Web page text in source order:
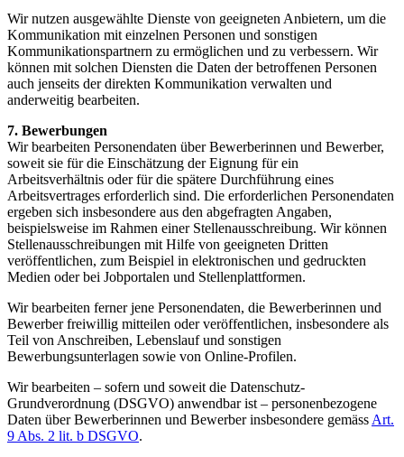
Wir nutzen ausgewählte Dienste von geeigneten Anbietern, um die
Kommunikation mit einzelnen Personen und sonstigen
Kommunikationspartnern zu ermöglichen und zu verbessern. Wir
können mit solchen Diensten die Daten der betroffenen Personen
auch jenseits der direkten Kommunikation verwalten und
anderweitig bearbeiten.
7. Bewerbungen
Wir bearbeiten Personendaten über Bewerberinnen und Bewerber,
soweit sie für die Einschätzung der Eignung für ein
Arbeitsverhältnis oder für die spätere Durchführung eines
Arbeitsvertrages erforderlich sind. Die erforderlichen Personendaten
ergeben sich insbesondere aus den abgefragten Angaben,
beispielsweise im Rahmen einer Stellenausschreibung. Wir können
Stellenausschreibungen mit Hilfe von geeigneten Dritten
veröffentlichen, zum Beispiel in elektronischen und gedruckten
Medien oder bei Jobportalen und Stellenplattformen.
Wir bearbeiten ferner jene Personendaten, die Bewerberinnen und
Bewerber freiwillig mitteilen oder veröffentlichen, insbesondere als
Teil von Anschreiben, Lebenslauf und sonstigen
Bewerbungsunterlagen sowie von Online-Profilen.
Wir bearbeiten – sofern und soweit die Datenschutz-
Grundverordnung (DSGVO) anwendbar ist – personenbezogene
Daten über Bewerberinnen und Bewerber insbesondere gemäss Art.
9 Abs. 2 lit. b DSGVO.